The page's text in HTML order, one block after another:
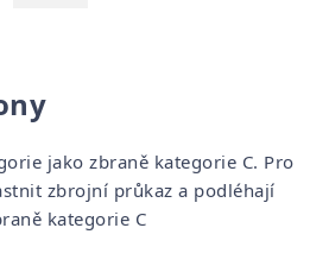
jako zbraně kategorie C. Pro
zbrojní průkaz a podléhají
kategorie C